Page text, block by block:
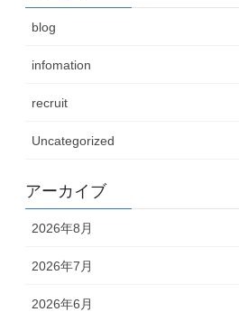
blog
infomation
recruit
Uncategorized
アーカイブ
2026年8月
2026年7月
2026年6月